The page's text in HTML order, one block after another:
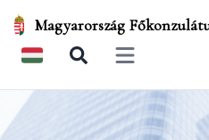
Magyarország
Open main